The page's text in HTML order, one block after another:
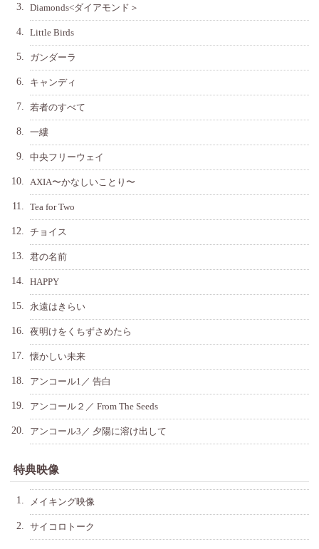
3. Diamonds<ダイアモンド＞
4. Little Birds
5. ガンダーラ
6. キャンディ
7. 若者のすべて
8. 一縷
9. 中央フリーウェイ
10. AXIA〜かなしいことり〜
11. Tea for Two
12. チョイス
13. 君の名前
14. HAPPY
15. 永遠はきらい
16. 夜明けをくちずさめたら
17. 懐かしい未来
18. アンコール1／ 告白
19. アンコール２／ From The Seeds
20. アンコール3／ 夕陽に溶け出して
特典映像
1. メイキング映像
2. サイコロトーク